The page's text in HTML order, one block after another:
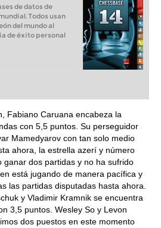
de datos de
Todos usan
del mundo al
de éxito personal
Fabiano Caruana encabeza la
con 5,5 puntos. Su perseguidor
Mamedyarov con tan solo medio
ahora, la estrella azerí y número
ganar dos partidas y no ha sufrido
está jugando de manera pacífica y
las partidas disputadas hasta ahora.
y Vladimir Kramnik se encuentra
3,5 puntos. Wesley So y Levon
dos puestos en este momento